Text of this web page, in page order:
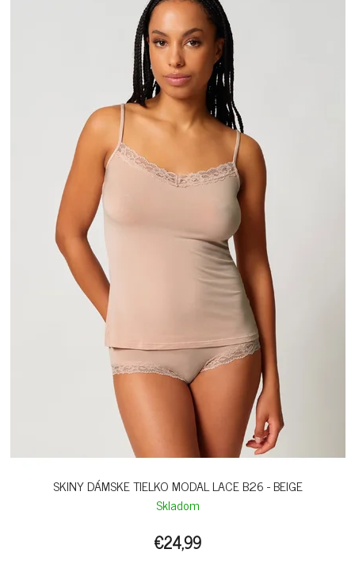
SKINY DÁMSKE TIELKO MODAL LACE B26 - BEIGE
Skladom
€24,99